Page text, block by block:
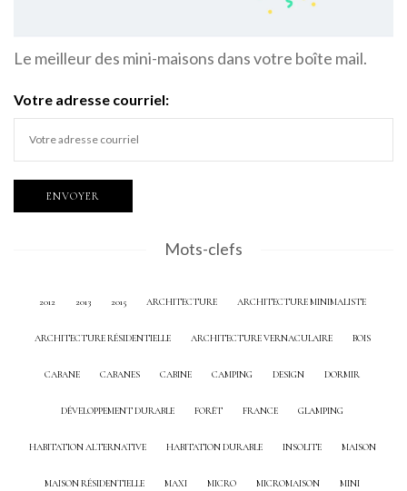
Le meilleur des mini-maisons dans votre boîte mail.
Votre adresse courriel:
Mots-clefs
2012 2013 2015 ARCHITECTURE ARCHITECTURE MINIMALISTE
ARCHITECTURE RÉSIDENTIELLE ARCHITECTURE VERNACULAIRE BOIS
CABANE CABANES CABINE CAMPING DESIGN DORMIR
DÉVELOPPEMENT DURABLE FORÊT FRANCE GLAMPING
HABITATION ALTERNATIVE HABITATION DURABLE INSOLITE MAISON
MAISON RÉSIDENTIELLE MAXI MICRO MICROMAISON MINI